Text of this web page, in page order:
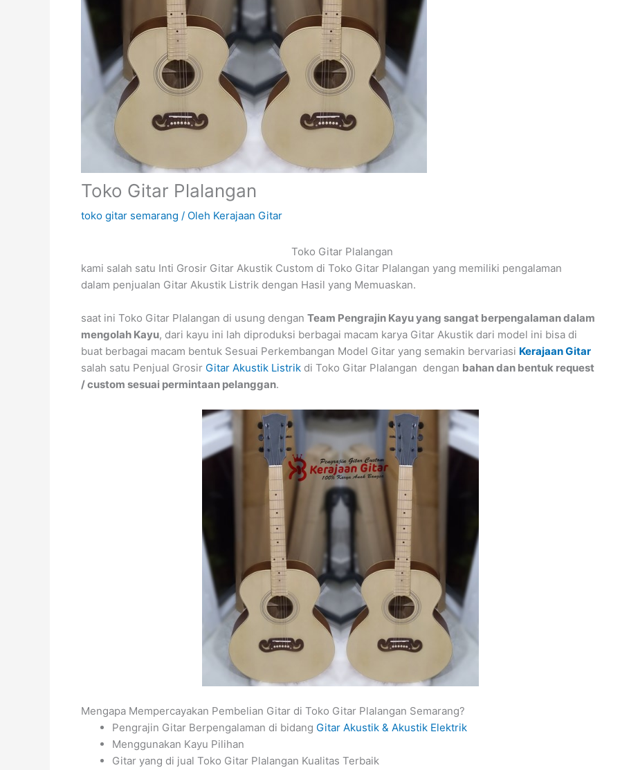
Toko Gitar Plalangan
toko gitar semarang / Oleh Kerajaan Gitar
Toko Gitar Plalangan
kami salah satu Inti Grosir Gitar Akustik Custom di Toko Gitar Plalangan yang memiliki pengalaman
dalam penjualan Gitar Akustik Listrik dengan Hasil yang Memuaskan.
saat ini Toko Gitar Plalangan di usung dengan Team Pengrajin Kayu yang sangat berpengalaman dalam
mengolah Kayu, dari kayu ini lah diproduksi berbagai macam karya Gitar Akustik dari model ini bisa di
buat berbagai macam bentuk Sesuai Perkembangan Model Gitar yang semakin bervariasi Kerajaan Gitar
salah satu Penjual Grosir Gitar Akustik Listrik di Toko Gitar Plalangan dengan bahan dan bentuk request
/ custom sesuai permintaan pelanggan.
Mengapa Mempercayakan Pembelian Gitar di Toko Gitar Plalangan Semarang?
Pengrajin Gitar Berpengalaman di bidang Gitar Akustik & Akustik Elektrik
Menggunakan Kayu Pilihan
Gitar yang di jual Toko Gitar Plalangan Kualitas Terbaik